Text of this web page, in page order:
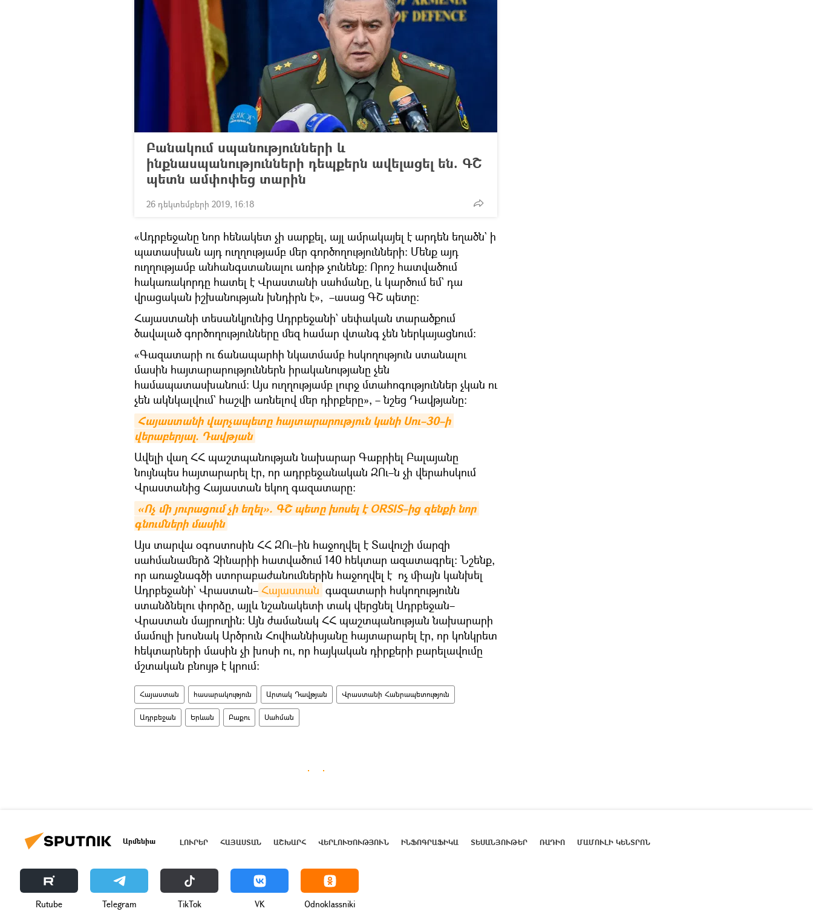
Բանակում սպանությունների և
ինքնասպանությունների դեպքերն ավելացել են. ԳՇ
պետն ամփոփեց տարին
26 դեկտեմբերի 2019, 16:18
«Ադրբեջանը նոր հենակետ չի սարքել, այլ ամրակայել է արդեն եղածն` ի
պատասխան այդ ուղղությամբ մեր գործողությունների։ Մենք այդ
ուղղությամբ անհանգստանալու առիթ չունենք։ Որոշ հատվածում
հակառակորդը հատել է Վրաստանի սահմանը, և կարծում եմ` դա
վրացական իշխանության խնդիրն է», –ասաց ԳՇ պետը։
Հայաստանի տեսանկյունից Ադրբեջանի` սեփական տարածքում
ծավալած գործողությունները մեզ համար վտանգ չեն ներկայացնում։
«Գազատարի ու ճանապարհի նկատմամբ հսկողություն ստանալու
մասին հայտարարություններն իրականությանը չեն
համապատասխանում։ Այս ուղղությամբ լուրջ մտահոգություններ չկան ու
չեն ակնկալվում` հաշվի առնելով մեր դիրքերը», – նշեց Դավթյանը։
Հայաստանի վարչապետը հայտարարություն կանի Սու–30–ի
վերաբերյալ. Դավթյան
Ավելի վաղ ՀՀ պաշտպանության նախարար Գաբրիել Բալայանը
նույնպես հայտարարել էր, որ ադրբեջանական ԶՈւ–ն չի վերահսկում
Վրաստանից Հայաստան եկող գազատարը։
«Ոչ մի յուրացում չի եղել». ԳՇ պետը խոսել է ORSIS–ից զենքի նոր
գնումների մասին
Այս տարվա օգոստոսին ՀՀ ԶՈւ–ին հաջողվել է Տավուշի մարզի
սահմանամերձ Չինարիի հատվածում 140 հեկտար ազատագրել։ Նշենք,
որ առաջնագծի ստորաբաժանումներին հաջողվել է ոչ միայն կանխել
Ադրբեջանի` Վրաստան– Հայաստան գազատարի հսկողությունն
ստանձնելու փորձը, այլև նշանակետի տակ վերցնել Ադրբեջան–
Վրաստան մայրուղին։ Այն ժամանակ ՀՀ պաշտպանության նախարարի
մամուլի խոսնակ Արծրուն Հովհաննիսյանը հայտարարել էր, որ կոնկրետ
հեկտարների մասին չի խոսի ու, որ հայկական դիրքերի բարելավումը
մշտական բնույթ է կրում։
Հայաստան հասարակություն Արտակ Դավթյան Վրաստանի Հանրապետություն
Ադրբեջան Երևան Բաքու Սահման
Արմենիա ԼՈՒՐԵՐ ՀԱՅԱՍՏԱՆ ԱՇԽԱՐՀ ՎԵՐԼՈՒԾՈՒԹՅՈՒՆ ԻՆՖՈԳՐԱՖԻԿԱ ՏԵՍԱՆՅՈՒԹԵՐ ՌԱԴԻՈ ՄԱՄՈՒԼԻ ԿԵՆՏՐՈՆ
Rutube Telegram ТikТоk VK Odnoklassniki